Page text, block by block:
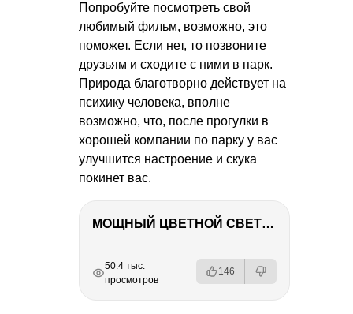
Попробуйте посмотреть свой
любимый фильм, возможно, это
поможет. Если нет, то позвоните
друзьям и сходите с ними в парк.
Природа благотворно действует на
психику человека, вполне
возможно, что, после прогулки в
хорошей компании по парку у вас
улучшится настроение и скука
покинет вас.
МОЩНЫЙ ЦВЕТНОЙ СВЕТ – NANLITE FC-500C
РЕКЛАМА
РЕКЛАМА
РЕКЛАМА
РЕКЛАМА
50.4 тыс.
просмотров
146